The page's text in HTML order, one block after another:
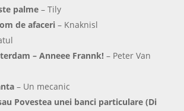
palme – Tily
de afaceri – Knaknisl
– Anneee Frannk! – Peter Van
– Un mecanic
Povestea unei banci particulare (Di